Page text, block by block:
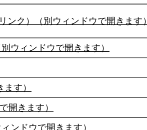
ク）（別ウィンドウで開きます）
ウィンドウで開きます）
す）
開きます）
ンドウで開きます）